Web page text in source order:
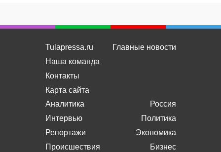
Tulapressa.ru
Наша команда
Контакты
Карта сайта
Главные новости
Аналитика
Интервью
Репортажи
Происшествия
Россия
Политика
Экономика
Бизнес